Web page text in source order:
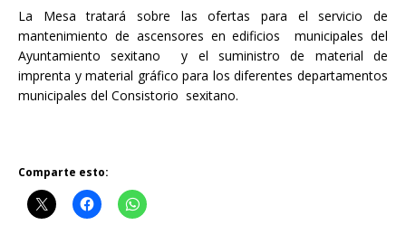
La Mesa tratará sobre las ofertas para el servicio de
mantenimiento de ascensores en edificios municipales del
Ayuntamiento sexitano y el suministro de material de
imprenta y material gráfico para los diferentes departamentos
municipales del Consistorio sexitano.
Comparte esto: